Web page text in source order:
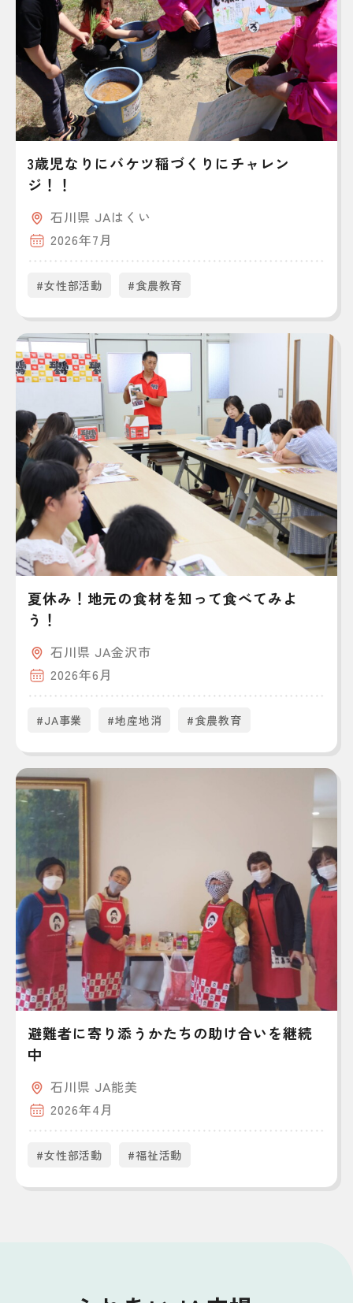
3歳児なりにバケツ稲づくりにチャレン
ジ！！
石川県 JAはくい
2026年7月
#女性部活動 #食農教育
夏休み！地元の食材を知って食べてみよ
う！
石川県 JA金沢市
2026年6月
#JA事業 #地産地消 #食農教育
避難者に寄り添うかたちの助け合いを継続
中
石川県 JA能美
2026年4月
#女性部活動 #福祉活動